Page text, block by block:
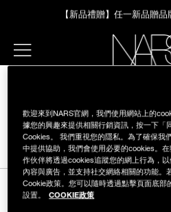
【新品禮贈】任一新品贈品
【8.6-8.9 限定】全館最高享
【8/3-8/10限定】明星底妝
【8/3-8/10限定】限時輸碼贈
新客首購輸＜WELCOME＞享9折
選單"
Nars
官網最新活動
預約金曲獎妝容
官網獨家組合
水光頰彩系列
試用送到家
彩盤及禮盒組
臉部
雙頰
彩妝服務
彩妝專欄
專業彩妝學院
歡迎來到NARS官網，我們使用網站上的
據您的興趣來提供相關行銷資訊，按一下「
Cookies。 我們重視您的隱私。為了確保我
中提供協助，我們會使用必要的cookies。
作伙伴將透過cookies追蹤您的網上行為，
內容與廣告，並支持社交網絡相關的功能。
Cookie政策。您可以隨時透過點擊頁面底部
設置。
COOKIE政策